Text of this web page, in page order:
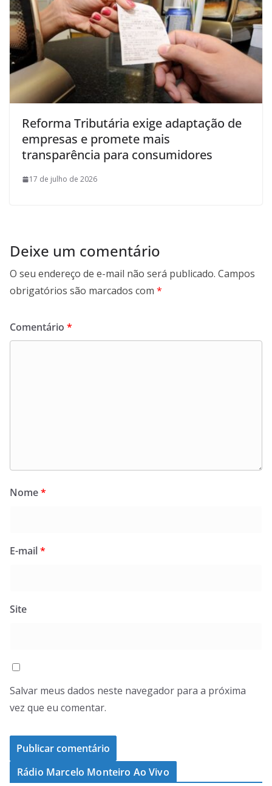
Reforma Tributária exige adaptação de
empresas e promete mais
transparência para consumidores
17 de julho de 2026
Deixe um comentário
O seu endereço de e-mail não será publicado. Campos
obrigatórios são marcados com *
Comentário *
Nome*
E-mail*
Site
Salvar meus dados neste navegador para a próxima
vez que eu comentar.
Rádio Marcelo Monteiro Ao Vivo